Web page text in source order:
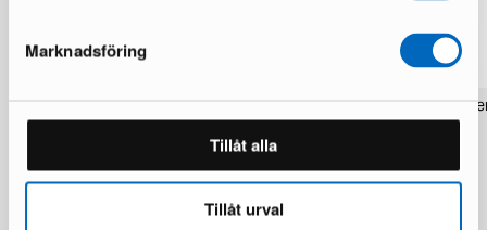
Marknadsföring
Tillåt alla
Tillåt urval
Rezas Modern Handmade Mix matta
200 x 220 cm
15 924 kr 19 906 kr
Pakistan handknotted
matta 63 x 186 cm
2 934 kr 3 672 kr